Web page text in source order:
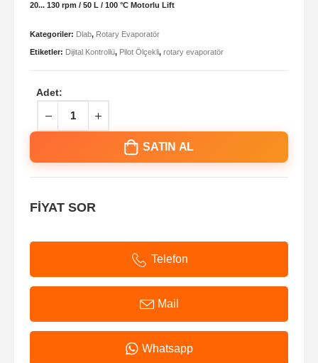
20... 130 rpm / 50 L / 100 °C Motorlu Lift
Kategoriler: Dlab, Rotary Evaporatör
Etiketler: Dijital Kontrollü, Pilot Ölçekli, rotary evaporatör
Adet:
SATIN AL
FİYAT SOR
Telefon
Mail
Whatsapp